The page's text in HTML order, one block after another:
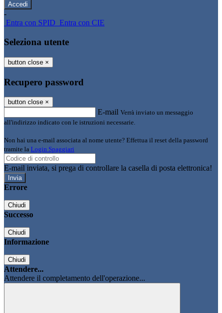
-
Entra con SPID Entra con CIE
Seleziona utente
button close ×
Recupero password
button close ×
E-mail Verrà inviato un messaggio
all'indirizzo indicato con le istruzioni necessarie.
Non hai una e-mail associata al nome utente? Effettua il reset della password
tramite la Login Spaggiari
E-mail inviata, si prega di controllare la casella di posta elettronica!
Errore
Chiudi
Successo
Chiudi
Informazione
Chiudi
Attendere...
Attendere il completamento dell'operazione...